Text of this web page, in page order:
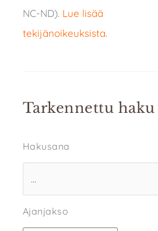
NC-ND). Lue lisää
tekijänoikeuksista.
Tarkennettu haku
Hakusana
Ajanjakso